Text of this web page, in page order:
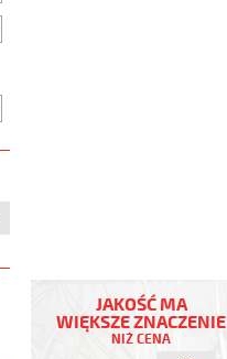
4G0,75
Czarny,
JAKOŚĆ MA
WIĘKSZE ZNACZENIE
NIŻ CENA